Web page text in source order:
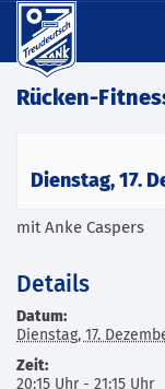
Rücken-
Dienstag, 17.
mit Anke Caspers
Details
Datum:
Dienstag, 17.
Zeit:
20:15 Uhr - 21:15 Uhr